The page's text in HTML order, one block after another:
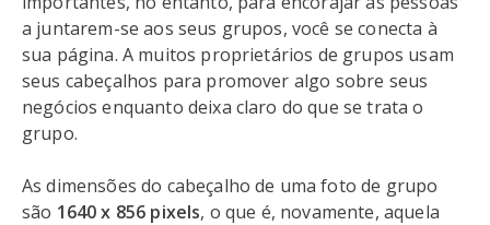
a juntarem-se aos seus grupos, você se conecta à
sua página. A muitos proprietários de grupos usam
seus cabeçalhos para promover algo sobre seus
negócios enquanto deixa claro do que se trata o
grupo.
As dimensões do cabeçalho de uma foto de grupo
são 1640 x 856 pixels, o que é, novamente, aquela